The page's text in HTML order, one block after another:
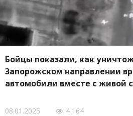
Бойцы показали, как
Запорожском направлении
автомобили вместе с
08.01.2025 4 164